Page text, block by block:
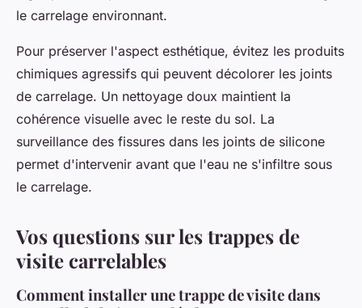
le carrelage environnant.
Pour préserver l'aspect esthétique, évitez les produits
chimiques agressifs qui peuvent décolorer les joints
de carrelage. Un nettoyage doux maintient la
cohérence visuelle avec le reste du sol. La
surveillance des fissures dans les joints de silicone
permet d'intervenir avant que l'eau ne s'infiltre sous
le carrelage.
Vos questions sur les trappes de
visite carrelables
Comment installer une trappe de visite dans